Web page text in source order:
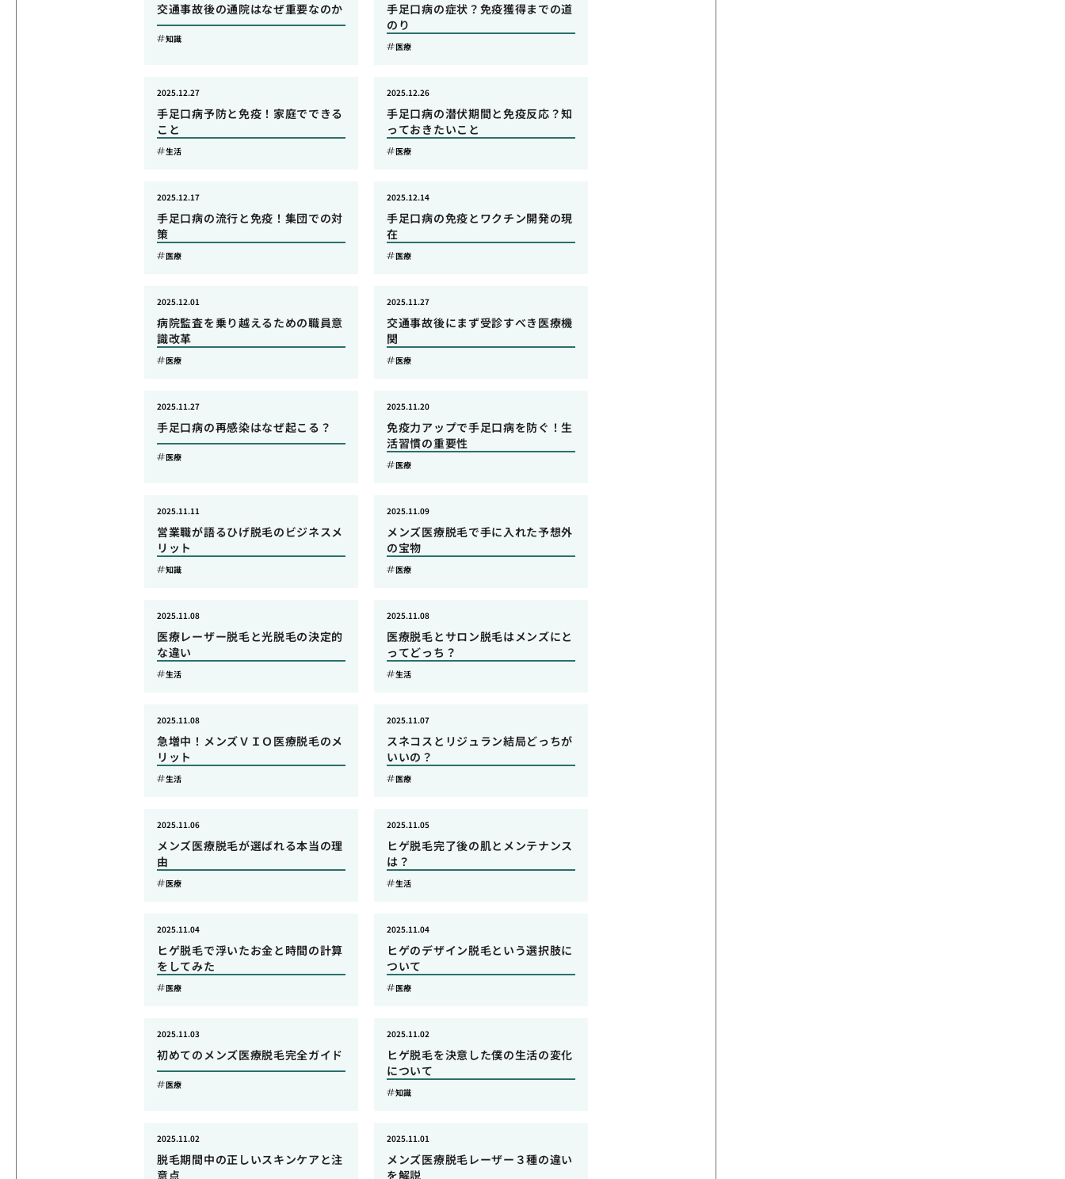
交通事故後の通院はなぜ重要なのか
知識
手足口病の症状？免疫獲得までの道
のり
医療
手足口病予防と免疫！家庭でできる
こと
2025.12.27
生活
手足口病の潜伏期間と免疫反応？知
っておきたいこと
2025.12.26
医療
手足口病の流行と免疫！集団での対
策
2025.12.17
医療
手足口病の免疫とワクチン開発の現
在
2025.12.14
医療
病院監査を乗り越えるための職員意
識改革
2025.12.01
医療
交通事故後にまず受診すべき医療機
関
2025.11.27
医療
手足口病の再感染はなぜ起こる？
2025.11.27
医療
免疫力アップで手足口病を防ぐ！生
活習慣の重要性
2025.11.20
医療
営業職が語るひげ脱毛のビジネスメ
リット
2025.11.11
知識
メンズ医療脱毛で手に入れた予想外
の宝物
2025.11.09
医療
医療レーザー脱毛と光脱毛の決定的
な違い
2025.11.08
生活
医療脱毛とサロン脱毛はメンズにと
ってどっち？
2025.11.08
生活
急増中！メンズＶＩＯ医療脱毛のメ
リット
2025.11.08
生活
スネコスとリジュラン結局どっちが
いいの？
2025.11.07
医療
メンズ医療脱毛が選ばれる本当の理
由
2025.11.06
医療
ヒゲ脱毛完了後の肌とメンテナンス
は？
2025.11.05
生活
ヒゲ脱毛で浮いたお金と時間の計算
をしてみた
2025.11.04
医療
ヒゲのデザイン脱毛という選択肢に
ついて
2025.11.04
医療
初めてのメンズ医療脱毛完全ガイド
2025.11.03
医療
ヒゲ脱毛を決意した僕の生活の変化
について
2025.11.02
知識
脱毛期間中の正しいスキンケアと注
意点
2025.11.02
メンズ医療脱毛レーザー３種の違い
を解説
2025.11.01